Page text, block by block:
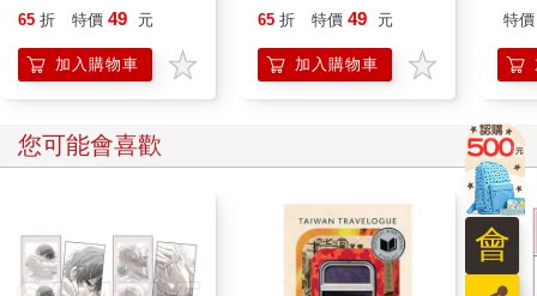
65 折 特價 49 元
加入購物車
65 折 特價 49 元
加入購物車
特價
您可能會喜歡
會